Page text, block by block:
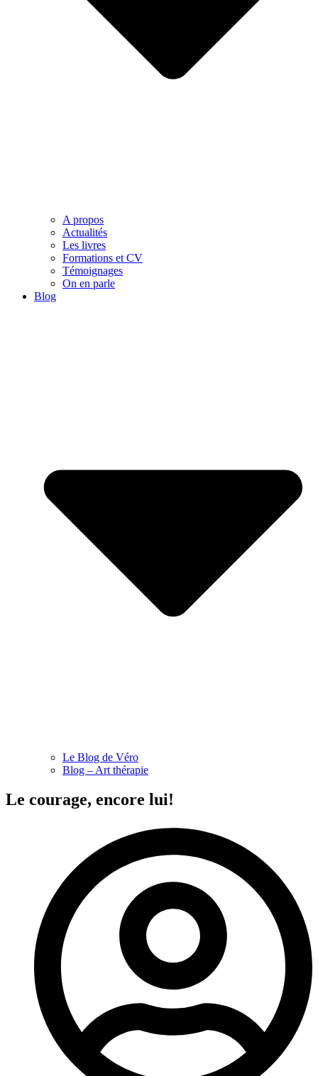
A propos
Actualités
Les livres
Formations et CV
Témoignages
On en parle
Blog
Le Blog de Véro
Blog – Art thérapie
Le courage, encore lui!